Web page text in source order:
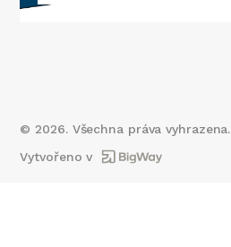
© 2026. Všechna práva vyhrazena.
Vytvořeno v